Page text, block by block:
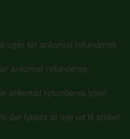
uger før ankomst refunderes
ankomst refunderes
ankomst refunderes lejen
det lykkes at leje ud til anden